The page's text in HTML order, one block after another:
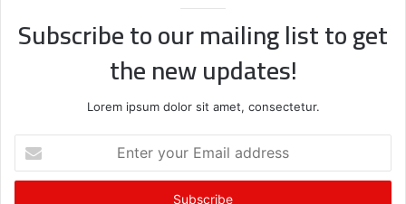
Subscribe to our mailing list to get
the new updates!
Lorem ipsum dolor sit amet, consectetur.
t